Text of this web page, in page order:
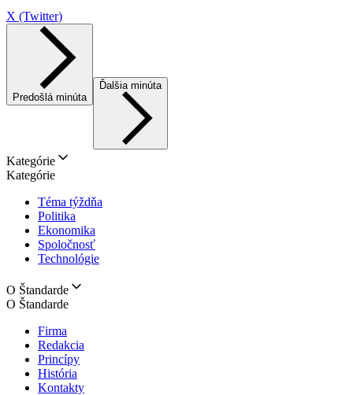
X (Twitter)
Predošlá minúta
Ďalšia minúta
Kategórie
Kategórie
Téma týždňa
Politika
Ekonomika
Spoločnosť
Technológie
O Štandarde
O Štandarde
Firma
Redakcia
Princípy
História
Kontakty